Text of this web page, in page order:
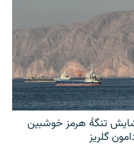
تنگهٔ هرمز خوشبین
گلریز